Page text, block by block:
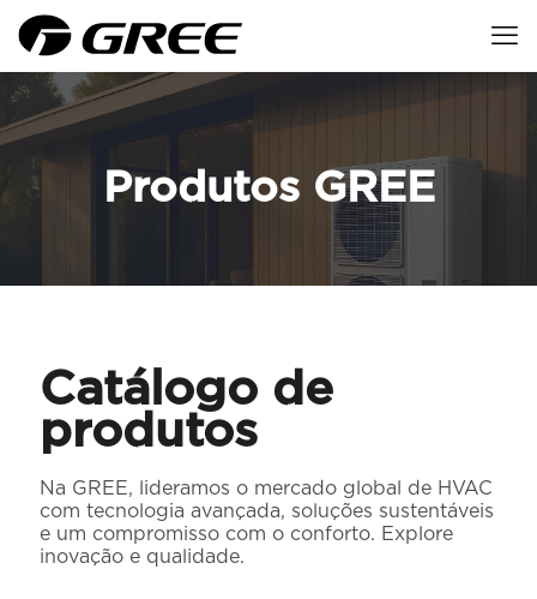
Produtos GREE
Catálogo de
produtos
Na GREE, lideramos o mercado global de HVAC
com tecnologia avançada, soluções sustentáveis
​​e um compromisso com o conforto. Explore
inovação e qualidade.